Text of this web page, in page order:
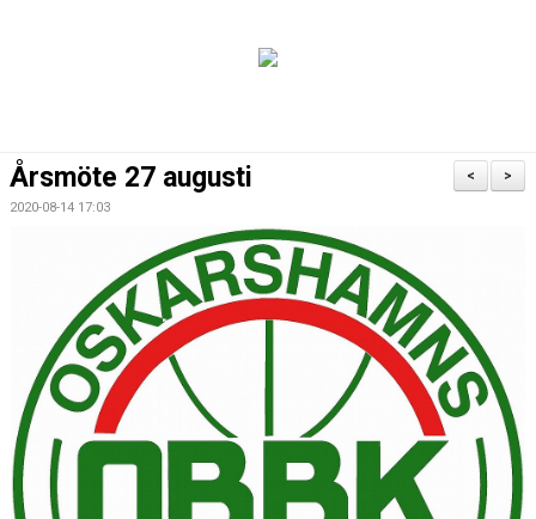
VÅRA LAG/TRÄNARE
KALENDER
MATCHER
MEDLEMSSKAP
HJÄLPFOND
STYRELSEN
>
<
Årsmöte 27 augusti
2020-08-14 17:03